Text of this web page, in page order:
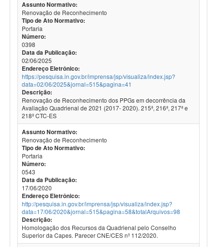
Assunto Normativo:
Renovação de Reconhecimento
Tipo de Ato Normativo:
Portaria
Número:
0398
Data da Publicação:
02/06/2025
Endereço Eletrônico:
https://pesquisa.in.gov.br/imprensa/jsp/visualiza/index.jsp?
data=02/06/2025&jornal=515&pagina=41
Descrição:
Renovação de Reconhecimento dos PPGs em decorrência da
Avaliação Quadrienal de 2021 (2017- 2020). 215ª, 216ª, 217ª e
218ª CTC-ES
Assunto Normativo:
Renovação de Reconhecimento
Tipo de Ato Normativo:
Portaria
Número:
0543
Data da Publicação:
17/06/2020
Endereço Eletrônico:
http://pesquisa.in.gov.br/imprensa/jsp/visualiza/index.jsp?
data=17/06/2020&jornal=515&pagina=58&totalArquivos=98
Descrição:
Homologação dos Recursos da Quadrienal pelo Conselho
Superior da Capes. Parecer CNE/CES nº 112/2020.